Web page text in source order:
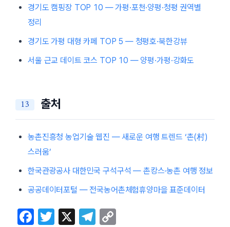
경기도 캠핑장 TOP 10 — 가평·포천·양평·청평 권역별
정리
경기도 가평 대형 카페 TOP 5 — 청평호·북한강뷰
서울 근교 데이트 코스 TOP 10 — 양평·가평·강화도
출처
농촌진흥청 농업기술 웹진 — 새로운 여행 트렌드 ‘촌(村)
스러움’
한국관광공사 대한민국 구석구석 — 촌캉스·농촌 여행 정보
공공데이터포털 — 전국농어촌체험휴양마을 표준데이터
F
T
X
T